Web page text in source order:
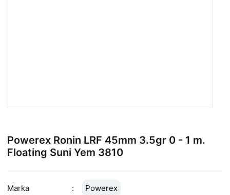
Powerex Ronin LRF 45mm 3.5gr 0 - 1 m.
Floating Suni Yem 3810
Marka
Powerex